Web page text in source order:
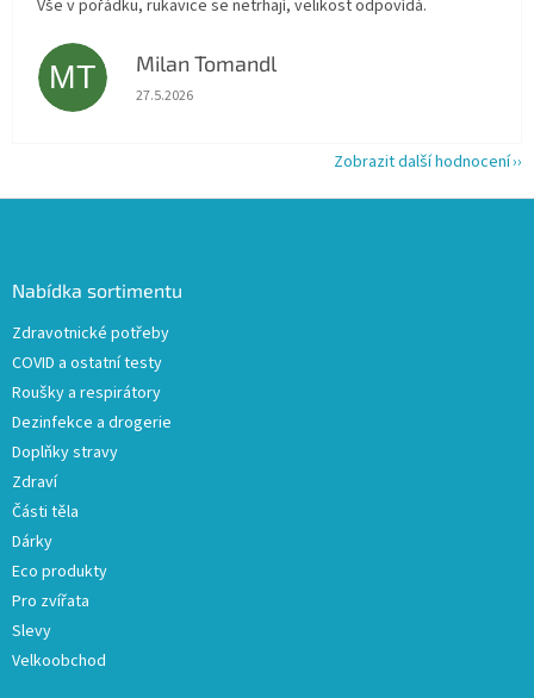
Vše v pořádku, rukavice se netrhají, velikost odpovídá.
MT Milan Tomandl
Hodnocení obchodu je 5 z 5 hvězdiček.
27.5.2026
Zobrazit další hodnocení
Nabídka sortimentu
Zdravotnické potřeby
COVID a ostatní testy
Roušky a respirátory
Dezinfekce a drogerie
Doplňky stravy
Zdraví
Části těla
Dárky
Eco produkty
Pro zvířata
Slevy
Velkoobchod